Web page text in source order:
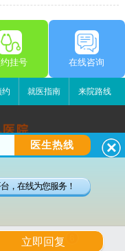
挂号 在线咨询
约 就医指南 来院路线
号
医院
号
医生热线
，在线为您服务！
立即回复